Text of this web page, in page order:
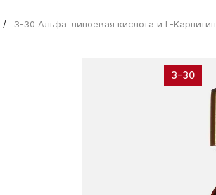
3-30 Альфа-липоевая кислота и L-Карнитин
3-30